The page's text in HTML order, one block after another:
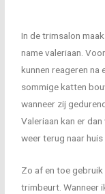
In de trimsalon
name valeriaan.
kunnen reageren
sommige katten
wanneer zij
Valeriaan kan er
weer terug naar huis
Zo af en toe
trimbeurt. Wanneer